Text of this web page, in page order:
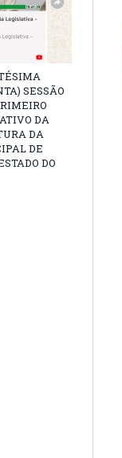
SESSÃO
DA
DA
DE
DO